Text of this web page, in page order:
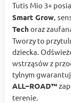
Tutis Mio 3+
Smart Grow,
Tech oraz
Tworzy to
dziecka.
wstrząsów z
tylnym
ALL–ROAD™
terenie.